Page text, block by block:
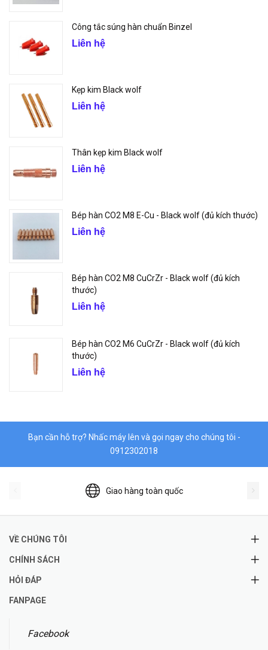
Công tắc súng hàn chuẩn Binzel
Liên hệ
Kẹp kim Black wolf
Liên hệ
Thân kẹp kim Black wolf
Liên hệ
Bép hàn CO2 M8 E-Cu - Black wolf (đủ kích thước)
Liên hệ
Bép hàn CO2 M8 CuCrZr - Black wolf (đủ kích
thước)
Liên hệ
Bép hàn CO2 M6 CuCrZr - Black wolf (đủ kích
thước)
Liên hệ
Bạn cần hỗ trợ? Nhấc máy lên và gọi ngay cho chúng tôi -
0912302018
Giao hàng toàn quốc
VỀ CHÚNG TÔI
CHÍNH SÁCH
HỎI ĐÁP
FANPAGE
Facebook